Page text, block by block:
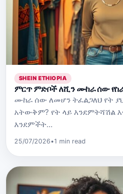
SHEIN ETHIOPIA
ምርጥ ምድቦች ለሺን ሙከራ ሰው
ሙከራ ሰው ለመሆን ትፈልጋለህ የት
አትውቅም? የት ላይ እንደምትሻሽል
እንደምችት...
25/07/2026•1 min read